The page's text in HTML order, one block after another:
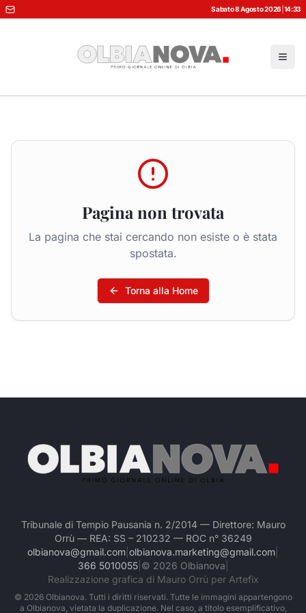
Sabato 8 Agosto 2026 14:33
Pagina non trovata
La pagina che stai cercando non esiste o è stata
spostata.
Torna alla Home
Tribunale di Tempio Pausania n. 2/2014 — Direttore: Mauro
Orrù — REA: SS – 210232 — ROC n° 36249
olbianova@gmail.com olbianova.marketing@gmail.com
366 5010055| © 2026 Olbianova
Realizzazione grafica di Mauro Orrù per Artefix
© 2026Olbianova. Tutti i diritti riservati. Tutte le immagini appartengono
a Olbianova, vietata la duplicazione. Nel caso, a titolo esemplificativo,